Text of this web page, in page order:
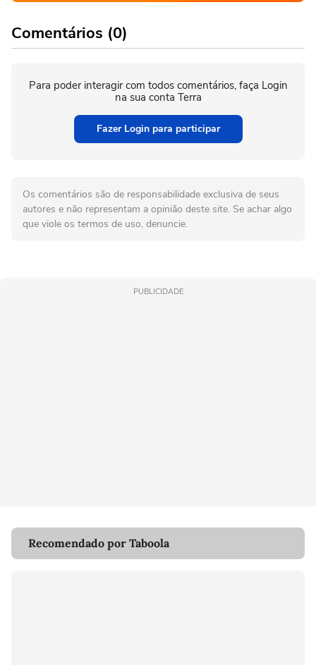
Comentários (0)
Para poder interagir com todos comentários, faça Login
na sua conta Terra
Fazer Login para participar
Os comentários são de responsabilidade exclusiva de seus
autores e não representam a opinião deste site. Se achar algo
que viole os termos de uso, denuncie.
PUBLICIDADE
Recomendado por Taboola